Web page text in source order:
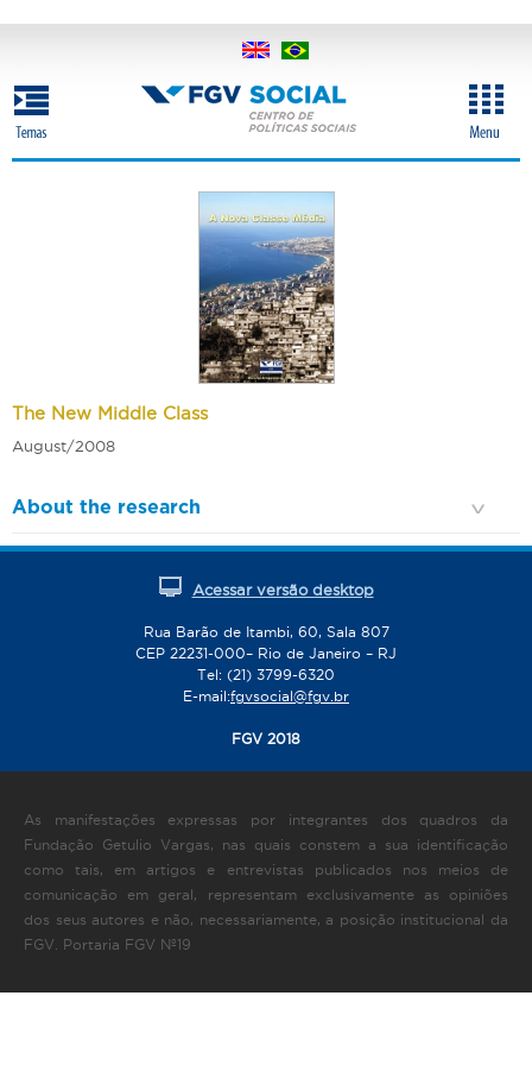
content
The New Middle Class
August/2008
About the research
Acessar versão desktop
Rua Barão de Itambi, 60, Sala 807
CEP 22231-000– Rio de Janeiro – RJ
Tel: (21) 3799-6320
E-mail:fgvsocial@fgv.br
FGV 2018
As manifestações expressas por integrantes dos quadros da
Fundação Getulio Vargas, nas quais constem a sua identificação
como tais, em artigos e entrevistas publicados nos meios de
comunicação em geral, representam exclusivamente as opiniões
dos seus autores e não, necessariamente, a posição institucional da
FGV. Portaria FGV Nº19